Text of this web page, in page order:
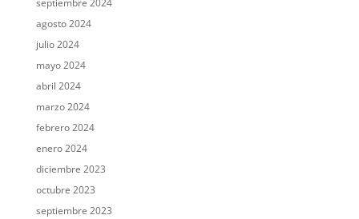
septiembre 2024
agosto 2024
julio 2024
mayo 2024
abril 2024
marzo 2024
febrero 2024
enero 2024
diciembre 2023
octubre 2023
septiembre 2023